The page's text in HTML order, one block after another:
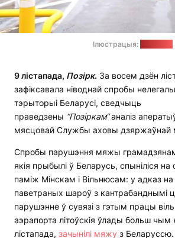
Ілюстрацыя:
9 лістапада, Позірк. За восем дзён
зафіксавала ніводнай спробы
тэрыторыі Беларусі, сведчыць
праведзены “Позіркам“аналіз
мясцовай Службы аховы
Спробы парушэння мяжы
якія прыбылі ў Беларусь, спыніліся на
паміж Мінскам і Вільнюсам: у адказ
паветраных шароў з кантрабанднымі
парушэнне ў сувязі з гэтым працы
аэрапорта літоўскія ўлады больш
лістапада, зачынілі мяжу з Беларуссю.